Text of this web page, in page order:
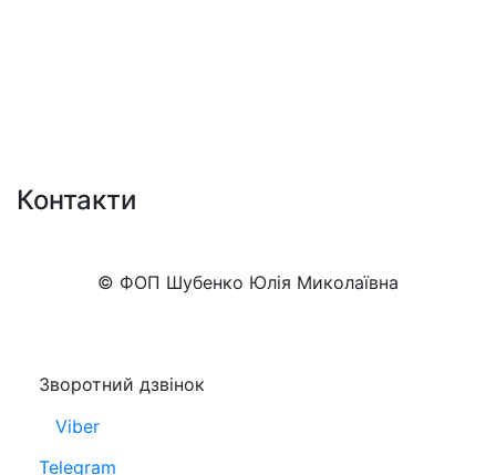
Контакти
© ФОП Шубенко Юлія Миколаївна
Зворотний дзвінок
Viber
Telegram